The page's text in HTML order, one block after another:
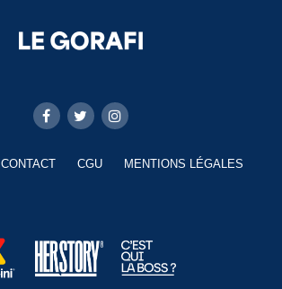
CONTACT CGU MENTIONS LÉGALES